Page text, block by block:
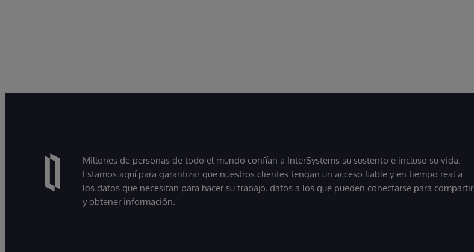
Millones de personas de todo el mundo confían a InterSystems su sustento e incluso su vida.
Estamos aquí para garantizar que nuestros clientes tengan un acceso fiable y en tiempo real a
los datos que necesitan para hacer su trabajo, datos a los que pueden conectarse para compartir
y obtener información.